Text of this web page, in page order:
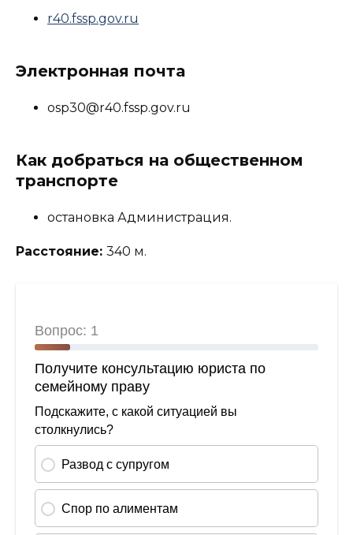
r40.fssp.gov.ru
Электронная почта
osp30@r40.fssp.gov.ru
Как добраться на общественном
транспорте
остановка Администрация.
Расстояние: 340 м.